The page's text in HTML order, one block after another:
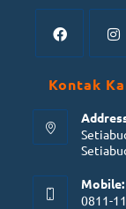
Kontak
Mobile:
0811-